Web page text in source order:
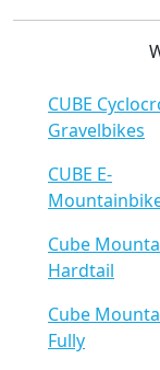
CUBE
Gravelbikes
CUBE E-
Cube
Hardtail
Cube
Fully